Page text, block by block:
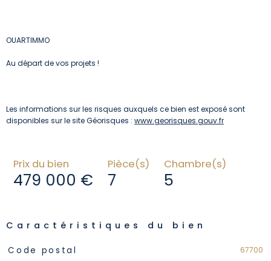
OUARTIMMO
Au départ de vos projets !
Les informations sur les risques auxquels ce bien est exposé sont
disponibles sur le site Géorisques : www.georisques.gouv.fr
Prix du bien
479 000 €
Pièce(s)
7
Chambre(s)
5
Caractéristiques du bien
Caractéristiques Valeurs
Code postal 67700